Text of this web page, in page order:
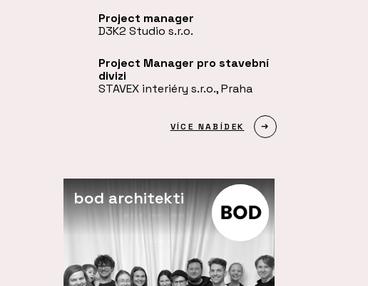
Project manager
D3K2 Studio s.r.o.
Project Manager pro stavební
divizi
STAVEX interiéry s.r.o., Praha
VÍCE NABÍDEK
bod architekti